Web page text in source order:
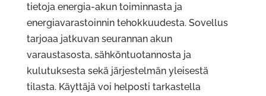
tietoja energia-akun toiminnasta ja
energiavarastoinnin tehokkuudesta. Sovellus
tarjoaa jatkuvan seurannan akun
varaustasosta, sähköntuotannosta ja
kulutuksesta sekä järjestelmän yleisestä
tilasta. Käyttäjä voi helposti tarkastella